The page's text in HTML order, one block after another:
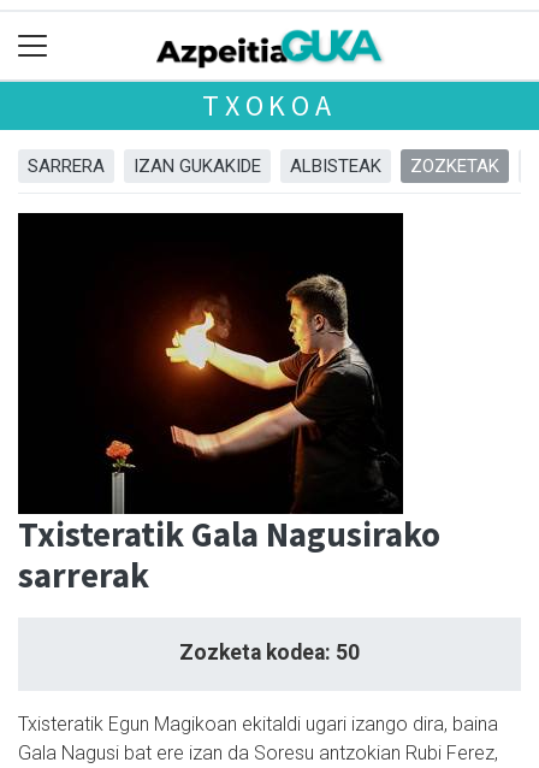
TXOKOA
SARRERA IZAN GUKAKIDE ALBISTEAK ZOZKETAK
Txisteratik Gala Nagusirako
sarrerak
Zozketa kodea: 50
Txisteratik Egun Magikoan ekitaldi ugari izango dira, baina
Gala Nagusi bat ere izan da Soresu antzokian Rubi Ferez,